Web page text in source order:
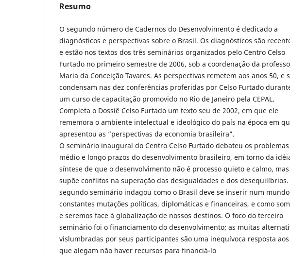
Resumo
O segundo número de Cadernos do Desenvolvimento é dedicado a
diagnósticos e perspectivas sobre o Brasil. Os diagnósticos são
e estão nos textos dos três seminários organizados pelo Centro Celso
Furtado no primeiro semestre de 2006, sob a coordenação da
Maria da Conceição Tavares. As perspectivas remetem aos anos 50, e
condensam nas dez conferências proferidas por Celso Furtado
um curso de capacitação promovido no Rio de Janeiro pela CEPAL.
Completa o Dossiê Celso Furtado um texto seu de 2002, em que ele
rememora o ambiente intelectual e ideológico do país na época em
apresentou as “perspectivas da economia brasileira”.
O seminário inaugural do Centro Celso Furtado debateu os
médio e longo prazos do desenvolvimento brasileiro, em torno da
síntese de que o desenvolvimento não é processo quieto e calmo, mas
supõe conflitos na superação das desigualdades e dos desequilíbrios.
segundo seminário indagou como o Brasil deve se inserir num
constantes mutações políticas, diplomáticas e financeiras, e como
e seremos face à globalização de nossos destinos. O foco do terceiro
seminário foi o financiamento do desenvolvimento; as muitas
vislumbradas por seus participantes são uma inequívoca resposta aos
que alegam não haver recursos para financiá-lo